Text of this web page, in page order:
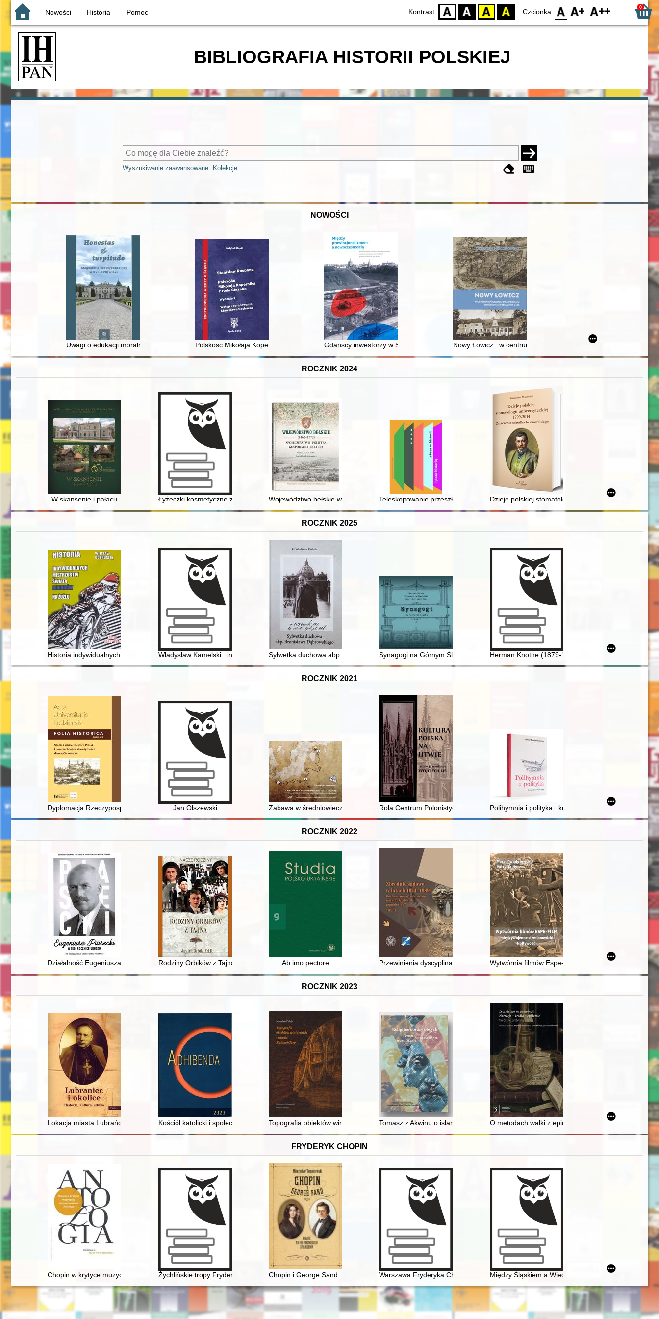
Nowości Historia Pomoc Kontrast: D BW YB BY Czcionka: F0 F1 F2 0
BIBLIOGRAFIA HISTORII POLSKIEJ
Wyszukiwanie zaawansowane Kolekcje
NOWOŚCI
Uwagi o edukacji moralnej synów szlacheckich w XVI-wiecznej Rzeczypospolitej
Polskość Mikołaja Kopernika z rodu ŚlązakaGdańscy inwestorzy w Sopocie : prestiż finansowy i towarzyski lokalnego mieszczaństwa w 2. poł. XIX w
Nowy Łowicz : w centrum poligonu drawskiego od średniowiecza
ROCZNIK 2024
W skansenie i pałacu Łyżeczki kosmetyczne z obszaru Barbaricum = Cosmetic spoons from the Barbaricum
Województwo bełskie w świetle ustawodawstwa Sejmu Wielkiego (1788-1792)
Teleskopowanie przeszłości poprzez teraźniejszość" : historia sztuki Strzemińskiego jako
Dzieje polskiej stomatologii uniwersyteckiej 1799-
ROCZNIK 2025
Historia indywidualnych mistrzostw świata juniorów na żużlu. T. 2,Władysław Kamelski : inżynier, farmaceuta, społecznik, komendant straży w Nowej Wsi : krótka nota biograficzna
Sylwetka duchowa abp. Bronisława Dąbrowskiego
Synagogi na Górnym Śląsku Herman Knothe (1879-1961) : twórca historii
ROCZNIK 2021
Dyplomacja Rzeczypospolitej wobec Rosji w początkach panowania Władysława IV Wazy (1632-1635)
Jan Olszewski Zabawa w średniowiecznym mieście : studium archeologiczne z miast południowego Bałtyku
Rola Centrum Polonistycznego Uniwersytetu Wileńskiego w pielęgnowaniu na Litwie
Polihymnia i polityka : krytycy muzyczni w Łodzi 1939-
ROCZNIK 2022
Działalność Eugeniusza Piaseckiego we Lwowie w zakresie fizjoterapii, higieny i profilaktyki zdrowotnej w latach 1899-1915
Rodziny Orbików z Tajna Ab imo pectore Przewinienia dyscyplinarne funkcjonariuszy urzędów bezpieczeństwa publicznego na
Wytwórnia filmów Espe-film - międzywojenne
ROCZNIK 2023
Lokacja miasta Lubrańca w 1509 r. Dlaczego została powtórzona?Kościół katolicki i społeczeństwo Wielkopolski od początku XIX wieku do usunięcia z urzędu abpa Mieczysława Halki Ledóchowskiego. Cz. 1
Topografia obiektów winiarskich i winnic Zielonej GóryTomasz z Akwinu o islamie i muzułmanachO metodach walki z epidemią cholery w Nasielsku w
FRYDERYK CHOPIN
Chopin w krytyce muzycznej (do I wojny światowej). Antologia
Żychlińskie tropy Fryderyka [Chopina]Chopin i George Sand. Miłość nie od pierwszego spojrzenia
Warszawa Fryderyka Chopina Między Śląskiem a Wiedniem. Księga jubileuszowa z